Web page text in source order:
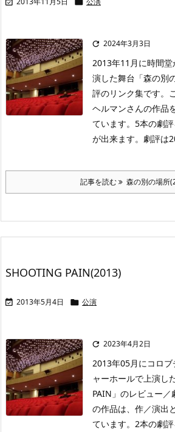
 2024年3月3日
2013年11月に時間
演した舞台「森の別
評のリンク集です。
ヘルマンさんの作品
ています。5本の劇
が出来ます。劇評は
記事を読む 森の別の場所
SHOOTING PAIN(2013)
 2013年5月4日  公演
 2023年4月2日
2013年05月にコロ
ャーホールで上演し
PAIN」のレビュー／
の作品は、作／演出
ています。2本の劇